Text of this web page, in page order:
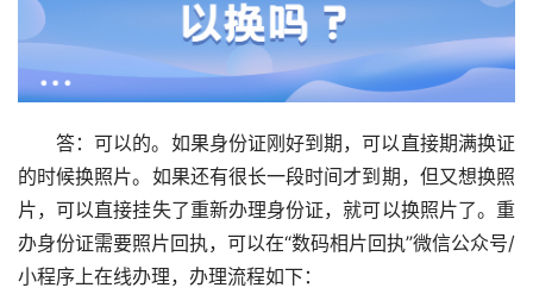
答：可以的。如果身份证刚好到期，可以直接期满换证
的时候换照片。如果还有很长一段时间才到期，但又想换照
片，可以直接挂失了重新办理身份证，就可以换照片了。重
办身份证需要照片回执，可以在“数码相片回执”微信公众号/
小程序上在线办理，办理流程如下：